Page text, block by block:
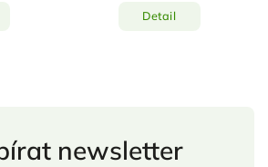
Detail
newsletter